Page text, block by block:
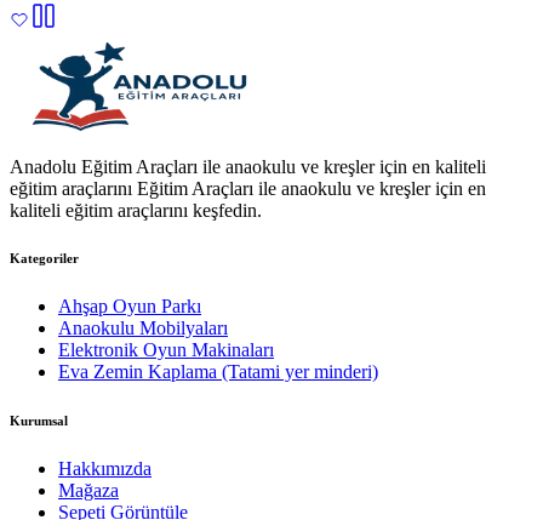
Anadolu Eğitim Araçları ile anaokulu ve kreşler için en kaliteli
eğitim araçlarını Eğitim Araçları ile anaokulu ve kreşler için en
kaliteli eğitim araçlarını keşfedin.
Kategoriler
Ahşap Oyun Parkı
Anaokulu Mobilyaları
Elektronik Oyun Makinaları
Eva Zemin Kaplama (Tatami yer minderi)
Kurumsal
Hakkımızda
Mağaza
Sepeti Görüntüle